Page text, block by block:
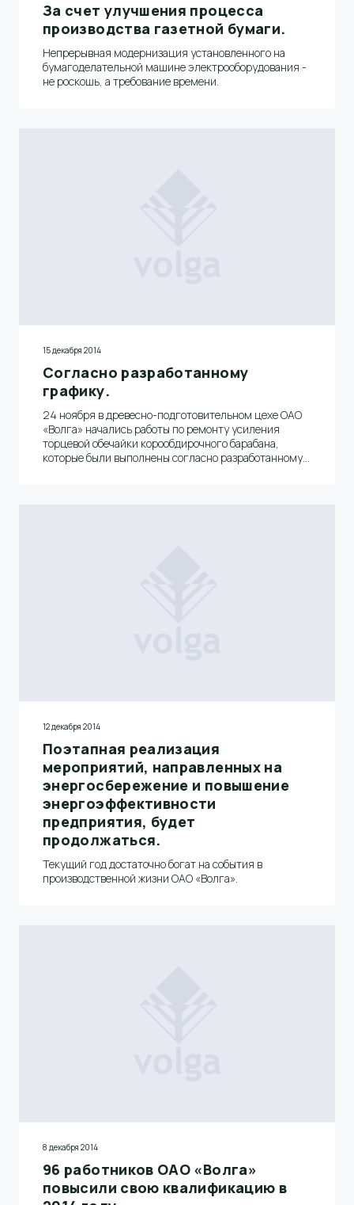
За счет улучшения процесса
производства газетной бумаги.
Непрерывная модернизация установленного на
бумагоделательной машине электрооборудования -
не роскошь, а требование времени.
15 декабря 2014
Согласно разработанному
графику.
24 ноября в древесно-подготовительном цехе ОАО
«Волга» начались работы по ремонту усиления
торцевой обечайки корообдирочного барабана,
которые были выполнены согласно разработанному
12 декабря 2014
Поэтапная реализация
мероприятий, направленных на
энергосбережение и повышение
энергоэффективности
предприятия, будет
продолжаться.
Текущий год достаточно богат на события в
производственной жизни ОАО «Волга».
8 декабря 2014
96 работников ОАО «Волга»
повысили свою квалификацию в